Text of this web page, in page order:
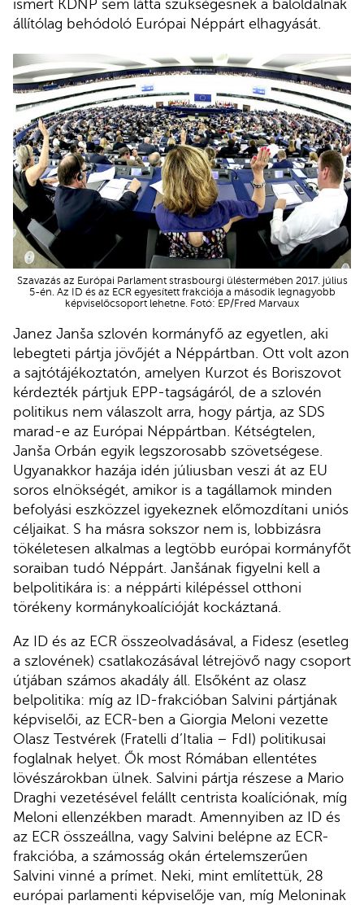
ismert KDNP sem látta szükségesnek a baloldalnak
állítólag behódoló Európai Néppárt elhagyását.
Szavazás az Európai Parlament strasbourgi üléstermében 2017. július
5-én. Az ID és az ECR egyesített frakciója a második legnagyobb
képviselőcsoport lehetne. Fotó: EP/Fred Marvaux
Janez Janša szlovén kormányfő az egyetlen, aki
lebegteti pártja jövőjét a Néppártban. Ott volt azon
a sajtótájékoztatón, amelyen Kurzot és Boriszovot
kérdezték pártjuk EPP-tagságáról, de a szlovén
politikus nem válaszolt arra, hogy pártja, az SDS
marad-e az Európai Néppártban. Kétségtelen,
Janša Orbán egyik legszorosabb szövetségese.
Ugyanakkor hazája idén júliusban veszi át az EU
soros elnökségét, amikor is a tagállamok minden
befolyási eszközzel igyekeznek előmozdítani uniós
céljaikat. S ha másra sokszor nem is, lobbizásra
tökéletesen alkalmas a legtöbb európai kormányfőt
soraiban tudó Néppárt. Janšának figyelni kell a
belpolitikára is: a néppárti kilépéssel otthoni
törékeny kormánykoalícióját kockáztaná.
Az ID és az ECR összeolvadásával, a Fidesz (esetleg
a szlovének) csatlakozásával létrejövő nagy csoport
útjában számos akadály áll. Elsőként az olasz
belpolitika: míg az ID-frakcióban Salvini pártjának
képviselői, az ECR-ben a Giorgia Meloni vezette
Olasz Testvérek (Fratelli d’Italia – FdI) politikusai
foglalnak helyet. Ők most Rómában ellentétes
lövészárokban ülnek. Salvini pártja részese a Mario
Draghi vezetésével felállt centrista koalíciónak, míg
Meloni ellenzékben maradt. Amennyiben az ID és
az ECR összeállna, vagy Salvini belépne az ECR-
frakcióba, a számosság okán értelemszerűen
Salvini vinné a prímet. Neki, mint említettük, 28
európai parlamenti képviselője van, míg Meloninak